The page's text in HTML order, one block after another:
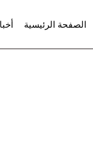
الصفحة الرئيسية